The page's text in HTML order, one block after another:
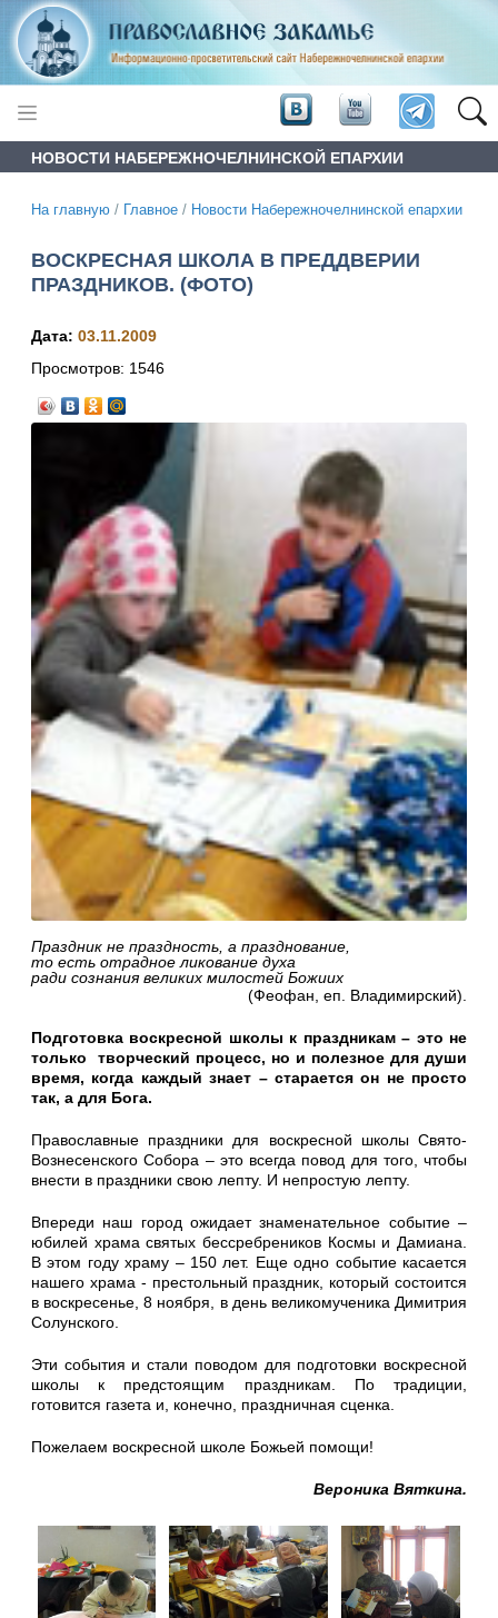
НОВОСТИ НАБЕРЕЖНОЧЕЛНИНСКОЙ ЕПАРХИИ
На главную / Главное / Новости Набережночелнинской епархии
ВОСКРЕСНАЯ ШКОЛА В ПРЕДДВЕРИИ
ПРАЗДНИКОВ. (ФОТО)
Дата: 03.11.2009
Просмотров: 1546
Праздник не праздность, а празднование,
то есть отрадное ликование духа
ради сознания великих милостей Божиих
(Феофан, еп. Владимирский).
Подготовка воскресной школы к праздникам – это не
только творческий процесс, но и полезное для души
время, когда каждый знает – старается он не просто
так, а для Бога.
Православные праздники для воскресной школы Свято-
Вознесенского Собора – это всегда повод для того, чтобы
внести в праздники свою лепту. И непростую лепту.
Впереди наш город ожидает знаменательное событие –
юбилей храма святых бессребреников Космы и Дамиана.
В этом году храму – 150 лет. Еще одно событие касается
нашего храма - престольный праздник, который состоится
в воскресенье, 8 ноября, в день великомученика Димитрия
Солунского.
Эти события и стали поводом для подготовки воскресной
школы к предстоящим праздникам. По традиции,
готовится газета и, конечно, праздничная сценка.
Пожелаем воскресной школе Божьей помощи!
Вероника Вяткина.